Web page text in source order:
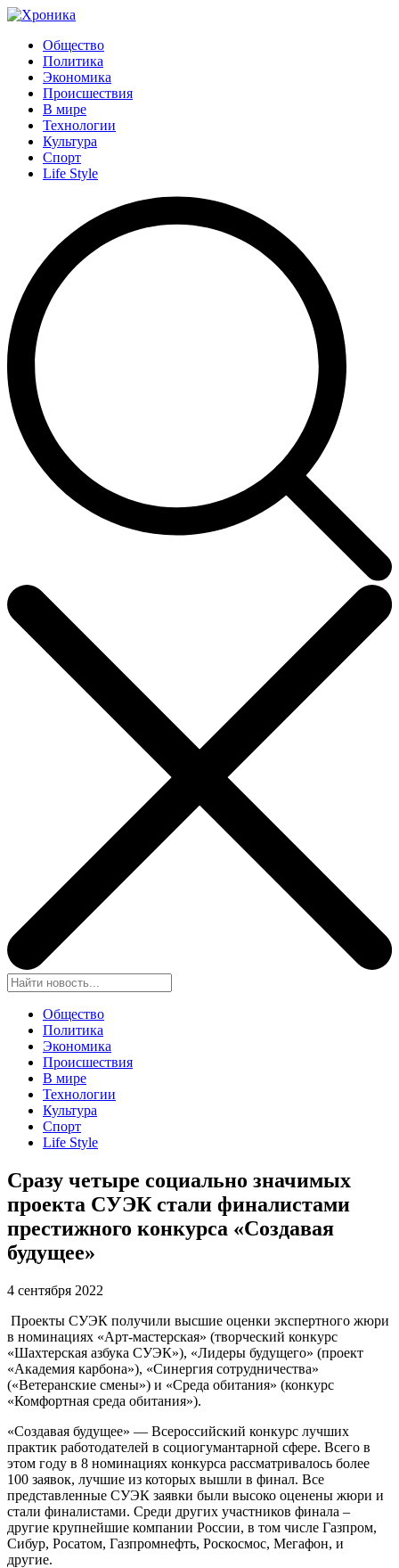
Общество
Политика
Экономика
Происшествия
В мире
Технологии
Культура
Спорт
Life Style
Общество
Политика
Экономика
Происшествия
В мире
Технологии
Культура
Спорт
Life Style
Сразу четыре социально значимых
проекта СУЭК стали финалистами
престижного конкурса «Создавая
будущее»
4 сентября 2022
Проекты СУЭК получили высшие оценки экспертного жюри
в номинациях «Арт-мастерская» (творческий конкурс
«Шахтерская азбука СУЭК»), «Лидеры будущего» (проект
«Академия карбона»), «Синергия сотрудничества»
(«Ветеранские смены») и «Среда обитания» (конкурс
«Комфортная среда обитания»).
«Создавая будущее» — Всероссийский конкурс лучших
практик работодателей в социогумантарной сфере. Всего в
этом году в 8 номинациях конкурса рассматривалось более
100 заявок, лучшие из которых вышли в финал. Все
представленные СУЭК заявки были высоко оценены жюри и
стали финалистами. Среди других участников финала –
другие крупнейшие компании России, в том числе Газпром,
Сибур, Росатом, Газпромнефть, Роскосмос, Мегафон, и
другие.